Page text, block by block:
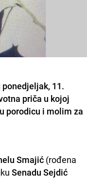
11.
priča u kojoj
porodicu i molim za
Smajić (rođena
Senadu Sejdić